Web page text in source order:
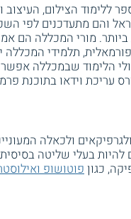
ללימוד הצילום, העיצוב
והם מתעדכנים לפי
מורי המכללה הם
תלמידי המכללה
הלימוד שבמכללה
עריכת וידאו בתוכנת
ולכאלה
בעלי שליטה
כגוןפוטושופ